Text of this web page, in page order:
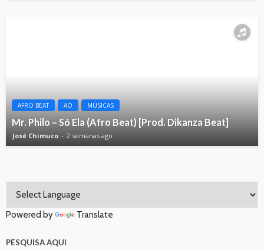
AFRO BEAT AO MÚSICAS
Mr. Philo – Só Ela (Afro Beat) [Prod. Dikanza Beat]
José Chimuco 2 semanas ago
Powered by Translate
PESQUISA AQUI